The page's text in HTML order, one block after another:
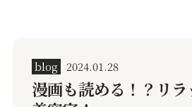
blog 2024.01.28
漫画も読める！？リ